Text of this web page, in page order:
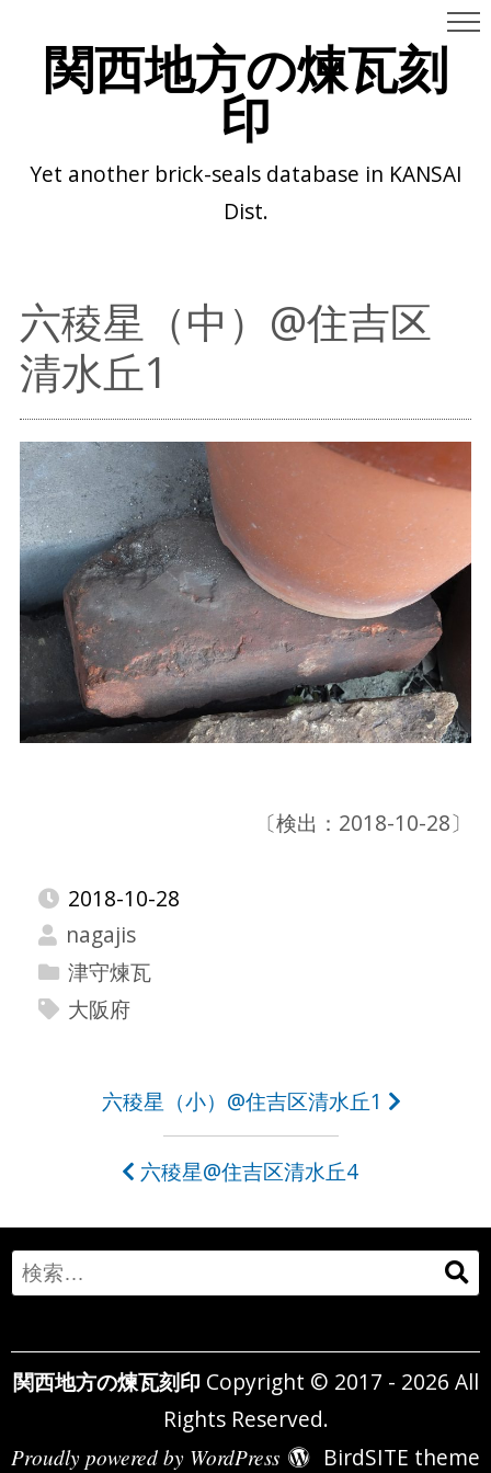
関西地方の煉瓦刻
印
Yet another brick-seals database in KANSAI
Dist.
六稜星（中）@住吉区
清水丘1
〔検出：2018-10-28〕
2018-10-28
nagajis
津守煉瓦
大阪府
ビ
ゲ
ー
シ
ョ
六稜星（小）@住吉区清水丘1
六稜星@住吉区清水丘4
Search
for:
関西地方の煉瓦刻印 Copyright © 2017 - 2026 All
Rights Reserved.
Proudly powered by WordPress BirdSITE theme